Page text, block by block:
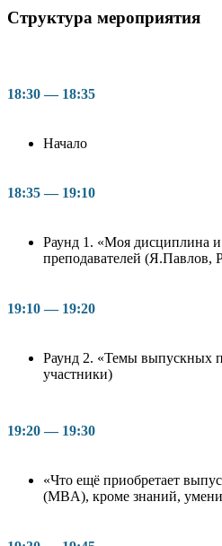
Структура мероприятия
18:30 — 18:35
Начало
18:35 — 19:10
Раунд 1. «Моя дисциплина и
преподавателей
19:10 — 19:20
Раунд 2. «Темы выпускных
участники)
19:20 — 19:30
«Что ещё приобретает
(MBA), кроме знаний,